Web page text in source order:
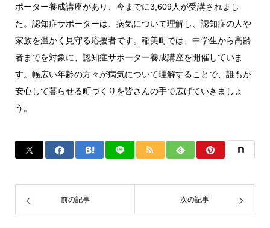
ポーター養成講座があり、今までに3,609人が受講されまし
た。認知症サポーターは、病気について理解し、認知症の人や
家族を温かく見守る応援者です。稲美町では、中学生から高齢
者までを対象に、認知症サポーター養成講座を開催していま
す。幅広い年齢の方々が病気について理解することで、誰もが
安心して暮らせる町づくりを皆さんの手で広げていきましょ
う。
前の記事 次の記事